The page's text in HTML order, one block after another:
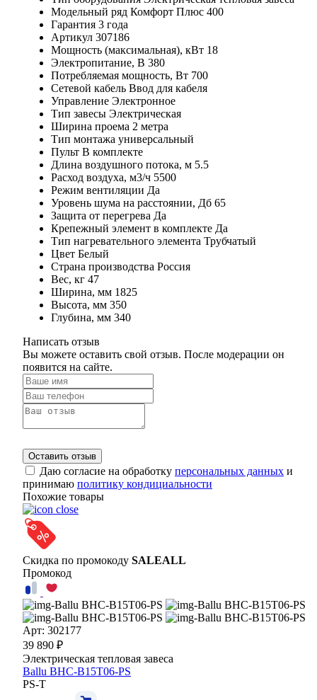
Модельный ряд Комфорт Плюс 400
Гарантия 3 года
Артикул 307186
Мощность (максимальная), кВт 18
Электропитание, В 380
Потребляемая мощность, Вт 700
Сетевой кабель Ввод для кабеля
Управление Электронное
Тип завесы Электрическая
Ширина проема 2 метра
Тип монтажа универсальный
Пульт В комплекте
Длина воздушного потока, м 5.5
Расход воздуха, м3/ч 5500
Режим вентиляции Да
Уровень шума на расстоянии, Дб 65
Защита от перегрева Да
Крепежный элемент в комплекте Да
Тип нагревательного элемента Трубчатый
Цвет Белый
Страна производства Россия
Вес, кг 47
Ширина, мм 1825
Высота, мм 350
Глубина, мм 340
Написать отзыв
Вы можете оставить свой отзыв. После модерации он
появится на сайте.
Оставить отзыв
Даю согласие на обработку персональных данных и
принимаю политику кондициальности
Похожие товары
Скидка по промокоду SALEALL
Промокод
Арт: 302177
39 890 ₽
Электрическая тепловая завеса
Ballu BHC-B15T06-PS
PS-T